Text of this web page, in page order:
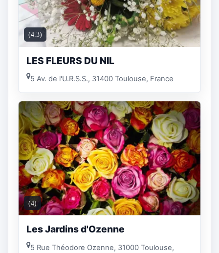
(4.3)
LES FLEURS DU NIL
5 Av. de l'U.R.S.S., 31400 Toulouse, France
(4)
Les Jardins d'Ozenne
5 Rue Théodore Ozenne, 31000 Toulouse,